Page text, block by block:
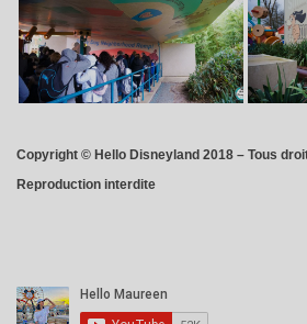
Copyright © Hello Disneyland 2018 – Tous
Reproduction interdite